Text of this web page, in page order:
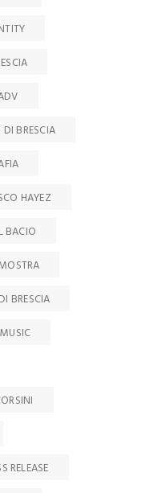
DI BRESCIA
HAYEZ
BACIO
BRESCIA
MUSIC
RELEASE